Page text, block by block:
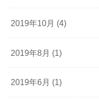
2019年10月 (4)
2019年8月 (1)
2019年6月 (1)